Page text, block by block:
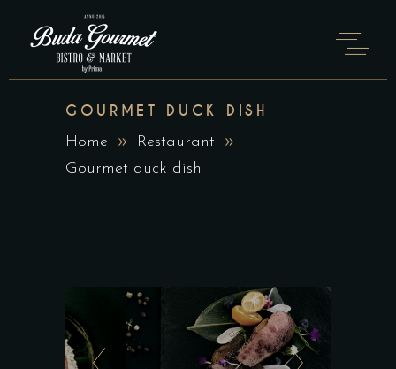
GOURMET DUCK DISH
Home
Restaurant
Gourmet duck dish